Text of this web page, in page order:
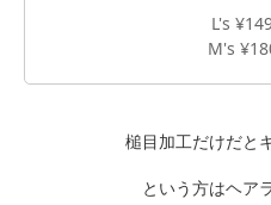
L's
M's
槌目加工だけだと
という方はヘア